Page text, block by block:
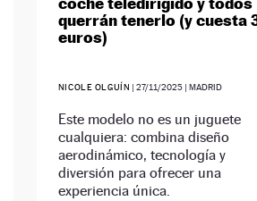
querrán tenerlo (y cuesta
euros)
NICOLE OLGUÍN |27/11/2025 | MADRID
Este modelo no es un juguete
cualquiera: combina diseño
aerodinámico, tecnología y
diversión para ofrecer una
experiencia única.